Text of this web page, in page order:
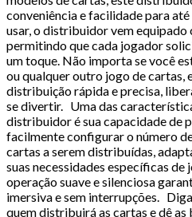
conveniência e facilidade para
usar, o distribuidor vem
permitindo que cada jogador
um toque. Não importa se você
ou qualquer outro jogo de
distribuição rápida e precisa,
se divertir. Uma das
distribuidor é sua capacidade de
facilmente configurar o número
cartas a serem distribuídas,
suas necessidades específicas de
operação suave e silenciosa
imersiva e sem interrupções.
quem distribuirá as cartas e dê